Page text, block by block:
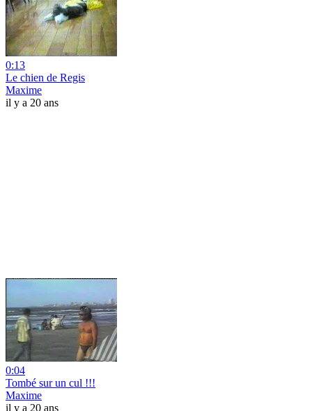
0:13
Le chien de Regis
Maxime
il y a 20 ans
0:04
Tombé sur un cul !!!
Maxime
il y a 20 ans